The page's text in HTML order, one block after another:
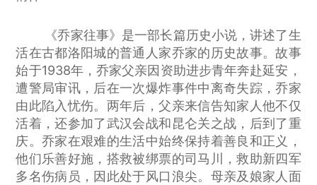
《乔家往事》是一部长篇历史小说，讲述了生
活在古都洛阳城的普通人家乔家的历史故事。故事
始于1938年，乔家父亲因资助进步青年奔赴延安，
遭警局审讯，后在一次爆炸事件中离奇失踪，乔家
由此陷入忧伤。两年后，父亲来信告知家人他不仅
活着，还参加了武汉会战和昆仑关之战，后到了重
庆。乔家在艰难的生活中始终保持着善良和正义，
他们乐善好施，搭救被绑票的司马川，救助新四军
多名伤病员，因此处于风口浪尖。母亲及娘家人面